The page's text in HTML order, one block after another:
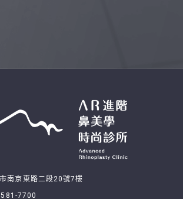
南京東路二段20號7樓
7700